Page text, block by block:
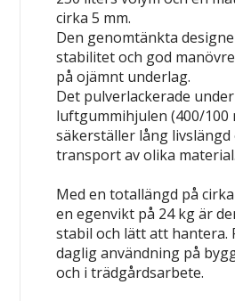
cirka 5 mm.
Den genomtänkta
stabilitet och god
på ojämnt underlag.
Det pulverlackerade
luftgummihjulen (400/100
säkerställer lång
transport av olika material.
Med en totallängd på
en egenvikt på 24 kg är
stabil och lätt att hantera.
daglig användning på
och i trädgårdsarbete.